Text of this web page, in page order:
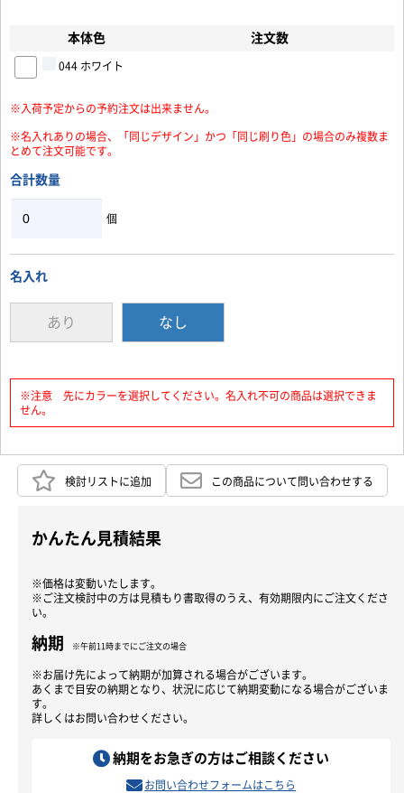
本体色 注文数
044 ホワイト
※入荷予定からの予約注文は出来ません。
※名入れありの場合、「同じデザイン」かつ「同じ刷り色」の場合のみ複数ま
とめて注文可能です。
合計数量
個
名入れ
あり なし
※注意 先にカラーを選択してください。名入れ不可の商品は選択できま
せん。
お買い物を続ける カートへ進む
検討リストに追加 この商品について問い合わせする
かんたん見積結果
※価格は変動いたします。
※ご注文検討中の方は見積もり書取得のうえ、有効期限内にご注文くださ
い。
納期 ※午前11時までにご注文の場合
※お届け先によって納期が加算される場合がございます。
あくまで目安の納期となり、状況に応じて納期変動になる場合がございま
す。
詳しくはお問い合わせください。
納期をお急ぎの方はご相談ください
お問い合わせフォームはこちら